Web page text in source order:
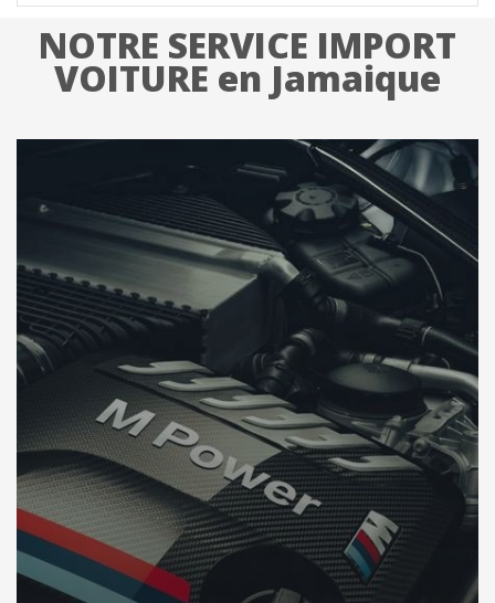
NOTRE SERVICE IMPORT
VOITURE en Jamaique